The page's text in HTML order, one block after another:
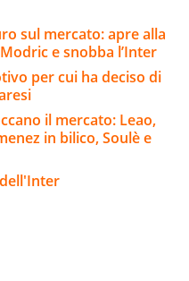
sul mercato: apre alla
e snobba l’Inter
per cui ha deciso di
il mercato: Leao,
in bilico, Soulè e